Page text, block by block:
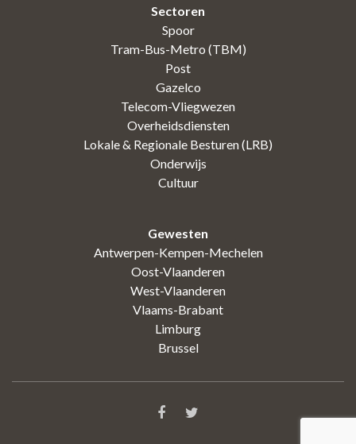
Sectoren
Spoor
Tram-Bus-Metro (TBM)
Post
Gazelco
Telecom-Vliegwezen
Overheidsdiensten
Lokale & Regionale Besturen (LRB)
Onderwijs
Cultuur
Gewesten
Antwerpen-Kempen-Mechelen
Oost-Vlaanderen
West-Vlaanderen
Vlaams-Brabant
Limburg
Brussel